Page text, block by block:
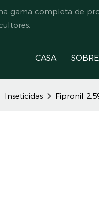
gama completa de
CASA
Inseticidas Fipronil